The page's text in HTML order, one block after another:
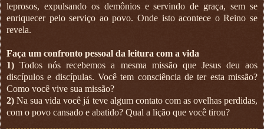
leprosos, expulsando os demônios e servindo de graça, sem se
enriquecer pelo serviço ao povo. Onde isto acontece o Reino se
revela.
Faça um confronto pessoal da leitura com a vida
1) Todos nós recebemos a mesma missão que Jesus deu aos
discípulos e discípulas. Você tem consciência de ter esta missão?
Como você vive sua missão?
2) Na sua vida você já teve algum contato com as ovelhas perdidas,
com o povo cansado e abatido? Qual a lição que você tirou?